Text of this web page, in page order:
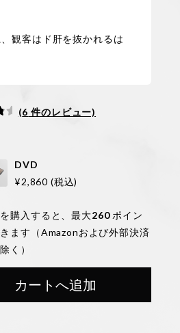
観客はド肝を抜かれるは
(6 件のレビュー)
DVD
¥2,860 (税込)
購入すると、最大260ポイン
きます（Amazonおよび外部決済
く）
カートへ追加